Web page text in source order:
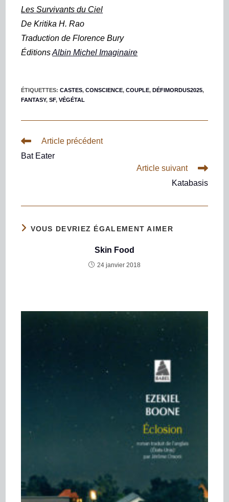
Les Survivants du Ciel
DeKritika H. Rao
Traduction de Florence Bury
ÉditionsAlbin Michel Imaginaire
ÉTIQUETTES:CASTES, CONSCIENCE, COUPLE, DÉFIMORDUS2025,
FANTASY, SF, VÉGÉTAL
Article précédent
Bat Eater
Article suivant
Katabasis
VOUS DEVRIEZ ÉGALEMENT AIMER
Skin Food
24 janvier 2018